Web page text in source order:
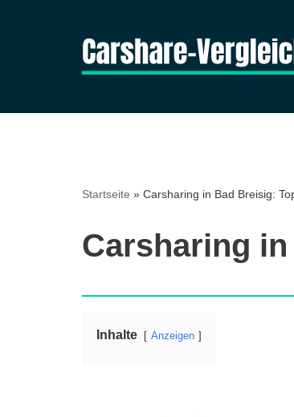
Startseite » Carsharing in Bad Breisig:
Carsharing
Inhalte Anzeigen